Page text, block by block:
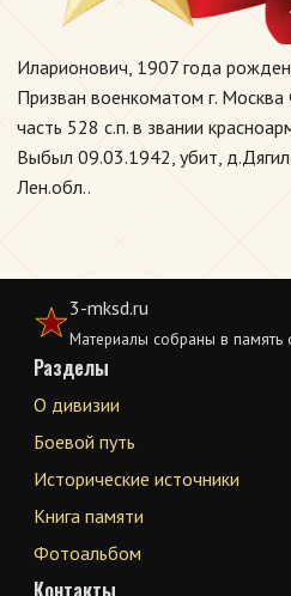
Иларионович, 1907 года
Призван военкоматом г.
часть 528 с.п. в звании
Выбыл 09.03.1942, убит,
Лен.обл..
3-mksd.ru
Материалы собраны в память
Разделы
О дивизии
Боевой путь
Исторические источники
Книга памяти
Фотоальбом
Контакты